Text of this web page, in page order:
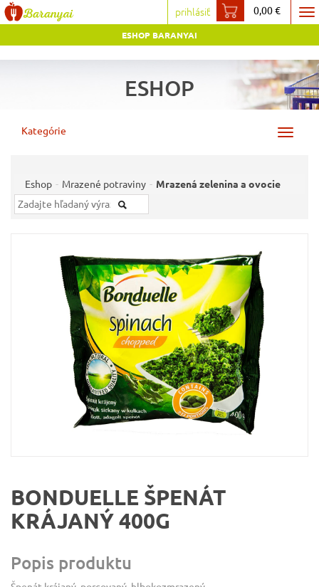
0,00 €
prihlásiť
ESHOP BARANYAI
ESHOP
Kategórie
Toggle
Eshop Mrazené potraviny Mrazená zelenina a ovocie
BONDUELLE ŠPENÁT
KRÁJANÝ 400G
Popis produktu